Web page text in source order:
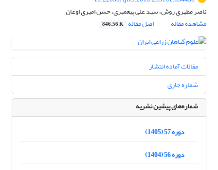
ناصر مظهری روش، سید علی پیغمبری، حسن امیری اوغان
مشاهده مقاله
اصل مقاله 846.56 K
مقالات آماده انتشار
شماره جاری
شماره‌های پیشین نشریه
دوره 57 (1405)
دوره 56 (1404)